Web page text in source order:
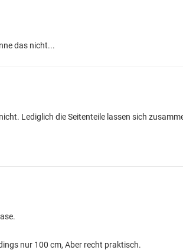
das nicht...
Lediglich die Seitenteile lassen sich
nur 100 cm, Aber recht praktisch.